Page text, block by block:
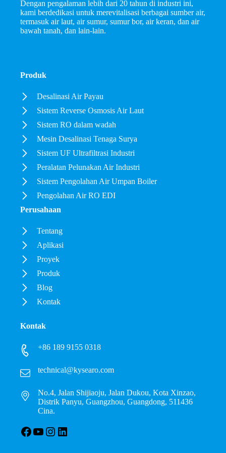
Dengan pengalaman lebih dari 20 tahun di industri ini,
kami berdedikasi untuk merevitalisasi berbagai sumber air,
termasuk air laut, air sumur, sumur bor, air keran, dan air
bawah tanah, dan lain-lain.
Produk
Desalinasi Air Payau
Sistem Reverse Osmosis Air Laut
Sistem RO dalam wadah
Mesin Desalinasi Tenaga Surya
Sistem UF Ultrafiltrasi Industri
Peralatan Pelunakan Air Industri
Sistem Pengolahan Air Umpan Boiler
Pengolahan Air RO EDI
Perusahaan
Tentang
Aplikasi
Proyek
Produk
Blog
Kontak
Kontak
+86 189 9155 0318
technical@kysearo.com
No.4, Jalan Shijiaoju, Jalan Dukou, Kota Xinzao,
Distrik Panyu, Guangzhou, Guangdong, 511436
Cina.
Facebook
YouTube
Instagram
LinkedIn